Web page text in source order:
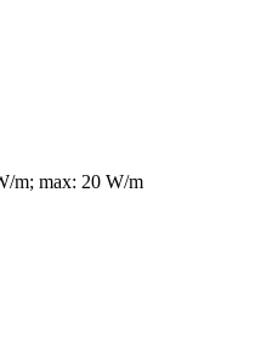
m; max: 20 W/m